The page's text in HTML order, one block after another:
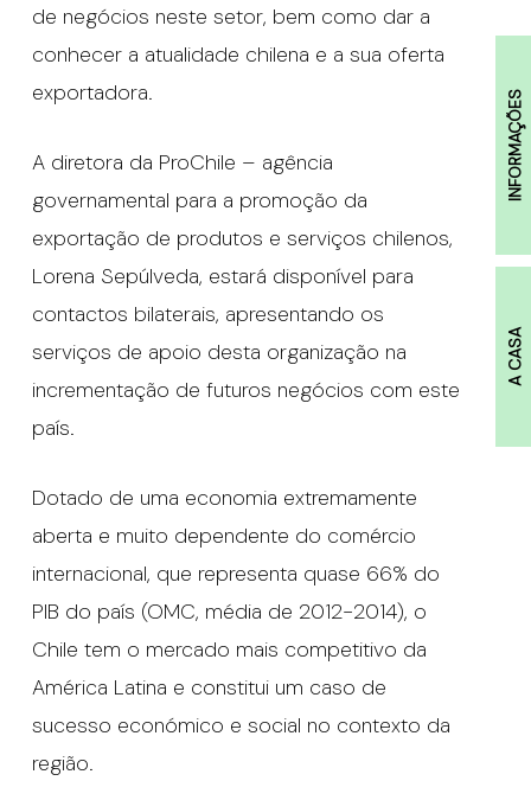
INFORMAÇÕES
A CASA
de negócios neste setor, bem como dar a
conhecer a atualidade chilena e a sua oferta
exportadora.
A diretora da ProChile – agência
governamental para a promoção da
exportação de produtos e serviços chilenos,
Lorena Sepúlveda, estará disponível para
contactos bilaterais, apresentando os
serviços de apoio desta organização na
incrementação de futuros negócios com este
país.
Dotado de uma economia extremamente
aberta e muito dependente do comércio
internacional, que representa quase 66% do
PIB do país (OMC, média de 2012-2014), o
Chile tem o mercado mais competitivo da
América Latina e constitui um caso de
sucesso económico e social no contexto da
região.